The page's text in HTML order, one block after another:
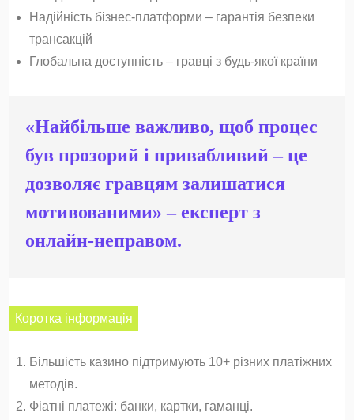
Надійність бізнес-платформи – гарантія безпеки
трансакцій
Глобальна доступність – гравці з будь-якої країни
«Найбільше важливо, щоб процес
був прозорий і привабливий – це
дозволяє гравцям залишатися
мотивованими» – експерт з
онлайн-неправом.
Коротка інформація
Більшість казино підтримують 10+ різних платіжних
методів.
Фіатні платежі: банки, картки, гаманці.